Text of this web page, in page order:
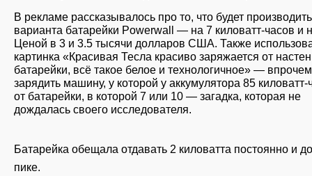
В рекламе рассказывалось про то, что будет
варианта батарейки Powerwall — на 7 киловатт-часов и
Ценой в 3 и 3.5 тысячи долларов США. Также
картинка «Красивая Тесла красиво заряжается от
батарейки, всё такое белое и технологичное» —
зарядить машину, у которой у аккумулятора 85 киловатт-
от батарейки, в которой 7 или 10 — загадка, которая не
дождалась своего исследователя.
Батарейка обещала отдавать 2 киловатта постоянно и
пике.